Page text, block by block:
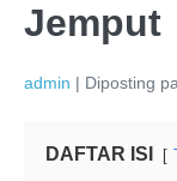
Jemput
admin | Diposting
DAFTAR ISI